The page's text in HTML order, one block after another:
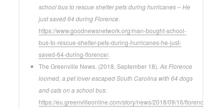
school bus to rescue shelter pets during hurricanes – He
just saved 64 during Florence.
https://www.goodnewsnetwork.org/man-bought-school-
bus-to-rescue-shelter-pets-during-hurricanes-he-just-
saved-64-during-florence/.
The Greenville News. (2018, September 18).As Florence
loomed, a pet lover escaped South Carolina with 64 dogs
and cats on a school bus.
https://eu.greenvilleonline.com/story/news/2018/09/16/florence-